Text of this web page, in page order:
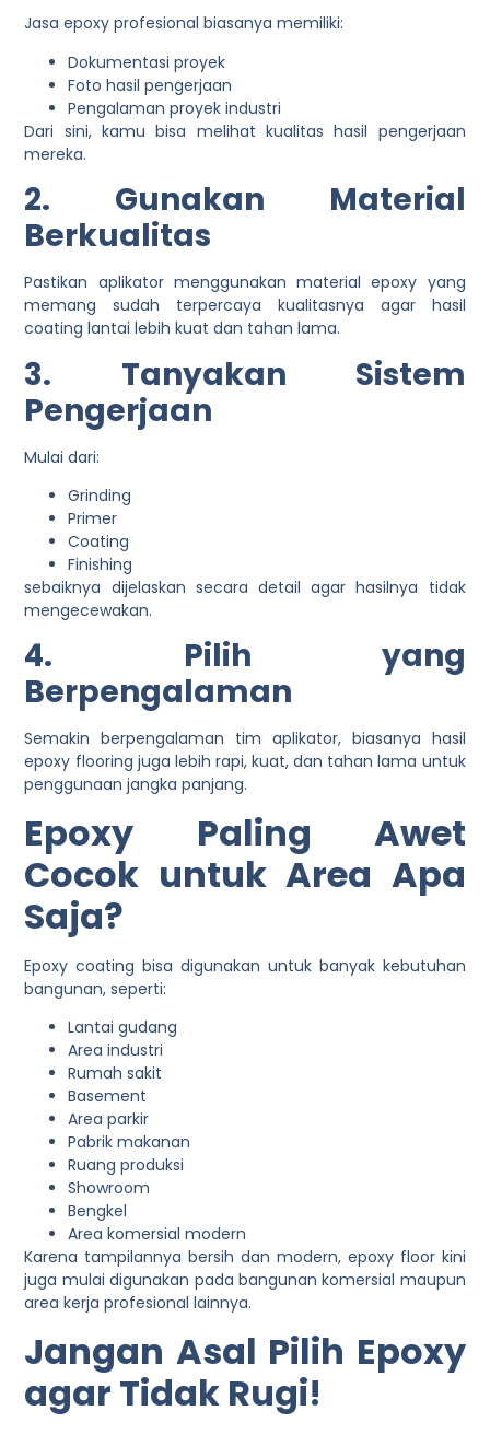
Jasa epoxy profesional biasanya memiliki:
Dokumentasi proyek
Foto hasil pengerjaan
Pengalaman proyek industri
Dari sini, kamu bisa melihat kualitas hasil pengerjaan
mereka.
2. Gunakan Material
Berkualitas
Pastikan aplikator menggunakan material epoxy yang
memang sudah terpercaya kualitasnya agar hasil
coating lantai lebih kuat dan tahan lama.
3. Tanyakan Sistem
Pengerjaan
Mulai dari:
Grinding
Primer
Coating
Finishing
sebaiknya dijelaskan secara detail agar hasilnya tidak
mengecewakan.
4. Pilih yang
Berpengalaman
Semakin berpengalaman tim aplikator, biasanya hasil
epoxy flooring juga lebih rapi, kuat, dan tahan lama untuk
penggunaan jangka panjang.
Epoxy Paling Awet
Cocok untuk Area Apa
Saja?
Epoxy coating bisa digunakan untuk banyak kebutuhan
bangunan, seperti:
Lantai gudang
Area industri
Rumah sakit
Basement
Area parkir
Pabrik makanan
Ruang produksi
Showroom
Bengkel
Area komersial modern
Karena tampilannya bersih dan modern, epoxy floor kini
juga mulai digunakan pada bangunan komersial maupun
area kerja profesional lainnya.
Jangan Asal Pilih Epoxy
agar Tidak Rugi!